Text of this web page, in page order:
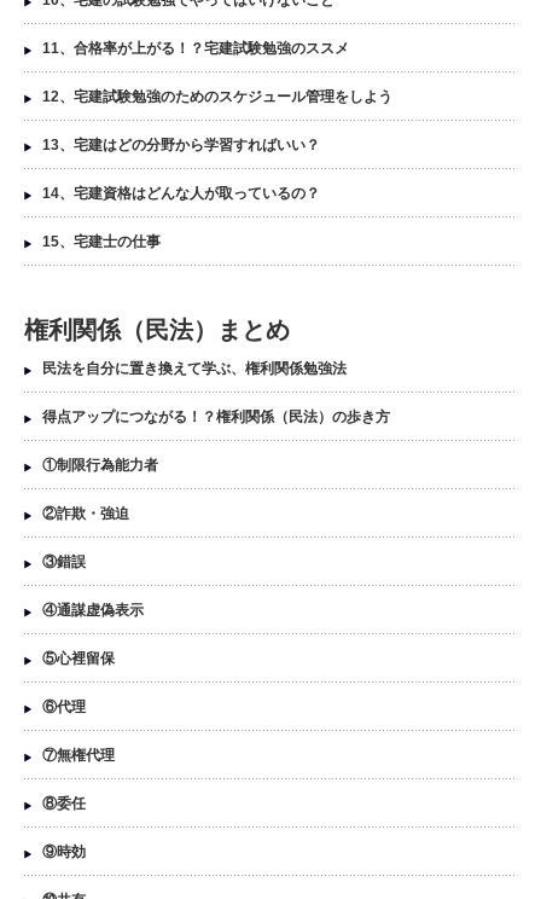
11、合格率が上がる！？宅建試験勉強のススメ
12、宅建試験勉強のためのスケジュール管理をしよう
13、宅建はどの分野から学習すればいい？
14、宅建資格はどんな人が取っているの？
15、宅建士の仕事
権利関係（民法）まとめ
民法を自分に置き換えて学ぶ、権利関係勉強法
得点アップにつながる！？権利関係（民法）の歩き方
①制限行為能力者
②詐欺・強迫
③錯誤
④通謀虚偽表示
⑤心裡留保
⑥代理
⑦無権代理
⑧委任
⑨時効